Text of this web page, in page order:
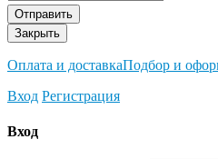
Отправить
Закрыть
Оплата и доставкаПодбор и
Вход Регистрация
Вход